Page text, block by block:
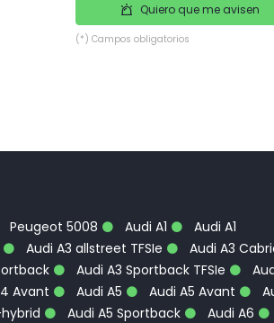
Quiero que me avisen
(*) Campos obligatorios
Peugeot 5008 Audi A1
Audi A1
Audi A3 allstreet TFSIe
Audi A3
Audi A3 Sportback TFSIe
Avant Audi A5 Audi A5 Avant
Audi A5 Sportback
Audi A6